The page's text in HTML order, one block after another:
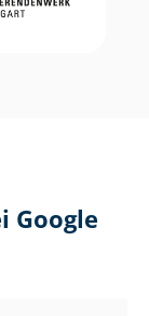
Google